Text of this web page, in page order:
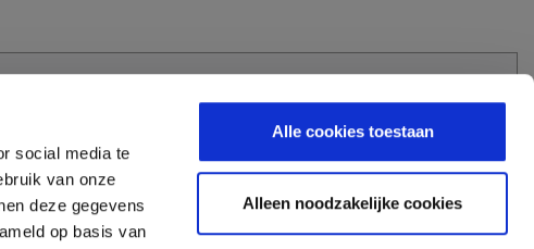
social media te
van onze
deze gegevens
op basis van
Alle cookies toestaan
Alleen noodzakelijke cookies